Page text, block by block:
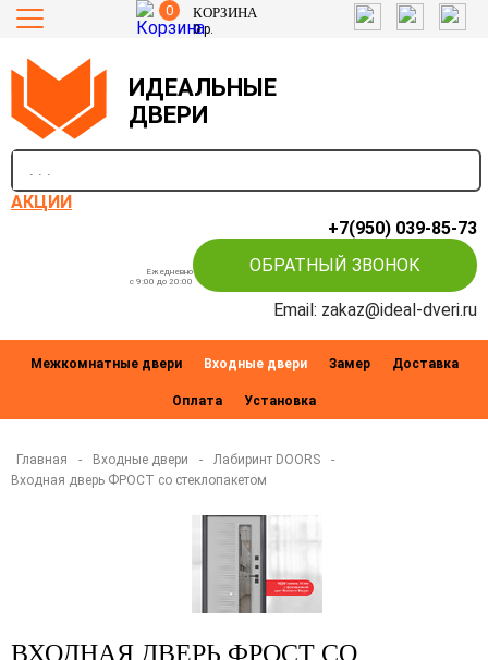
0 КОРЗИНА
0р.
ИДЕАЛЬНЫЕ
ДВЕРИ
АКЦИИ
+7(950) 039-85-73
Ежедневно
c 9:00 до 20:00
ОБРАТНЫЙ ЗВОНОК
Email: zakaz@ideal-dveri.ru
Межкомнатные двери Входные двери Замер Доставка
Оплата Установка
Главная - Входные двери - Лабиринт DOORS
-
Входная дверь ФРОСТ со стеклопакетом
ВХОДНАЯ ДВЕРЬ ФРОСТ СО